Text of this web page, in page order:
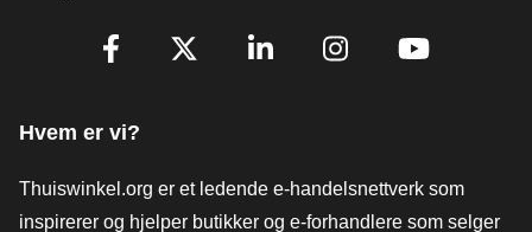
[_General:SocialMediaTitle]
Hvem er vi?
Thuiswinkel.org er et ledende e-handelsnettverk som
inspirerer og hjelper butikker og e-forhandlere som selger